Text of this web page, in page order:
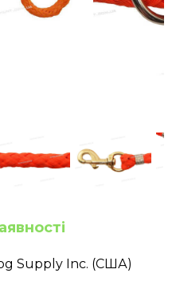
Supply Inc. (США)